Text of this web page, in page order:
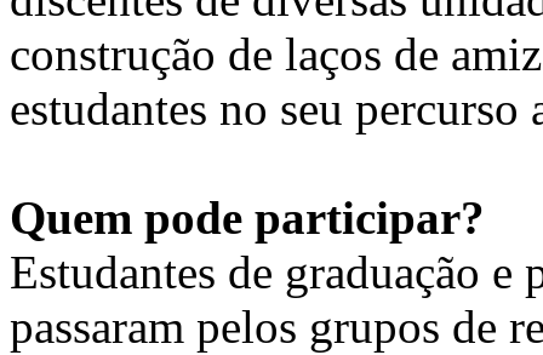
construção de laços de
estudantes no seu percurso
Quem pode participar?
Estudantes de graduação e
passaram pelos grupos de